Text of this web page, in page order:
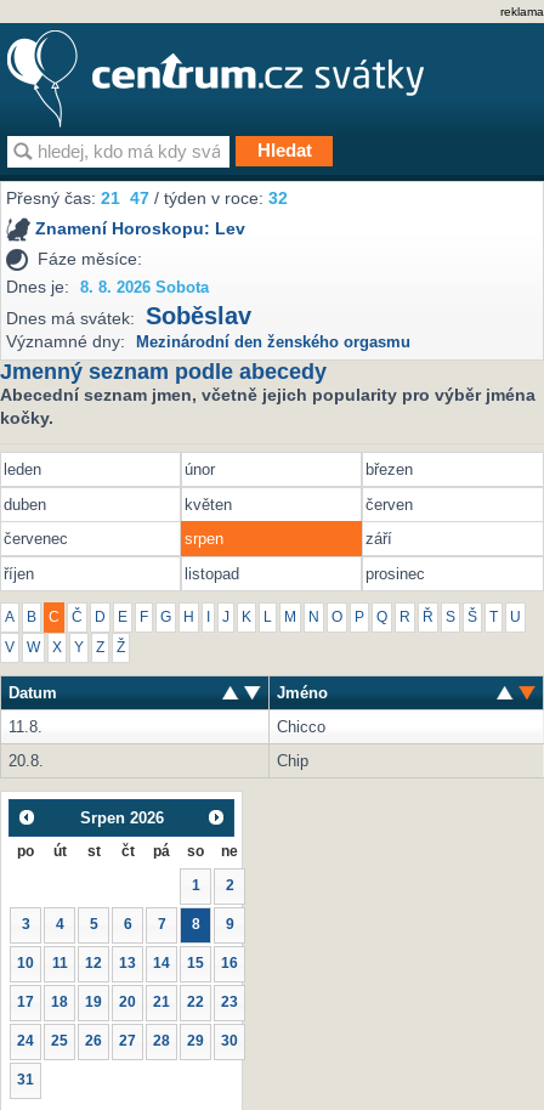
reklama
Přesný čas:21 47 / týden v roce:32
Znamení Horoskopu: Lev
Fáze měsíce:
Dnes je:
8. 8. 2026 Sobota
Dnes má svátek: Soběslav
Významné dny: Mezinárodní den ženského orgasmu
Jmenný seznam podle abecedy
Abecední seznam jmen, včetně jejich popularity pro výběr jména
kočky.
leden únor
březen
duben
květen
červen
červenec
srpen
září
říjen
listopad prosinec
A B C Č D E F G H J K L M N O P Q R Ř S Š U
V W X Y Z Ž
Datum
Jméno
11.8.
Chicco
20.8.
Chip
Srpen 2026
po út st čt pá so ne
1 2
3 4 5 6 7 8 9
10 11 12 13 14 15 16
17 18 19 20 21 22 23
24 25 26 27 28 29 30
31